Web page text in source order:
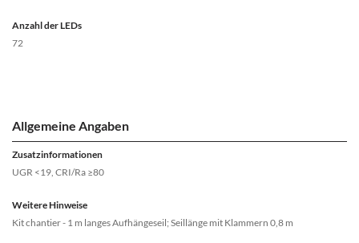
Anzahl der LEDs
72
Allgemeine Angaben
Zusatzinformationen
UGR <19, CRI/Ra ≥80
Weitere Hinweise
Kit chantier - 1 m langes Aufhängeseil; Seillänge mit Klammern 0,8 m